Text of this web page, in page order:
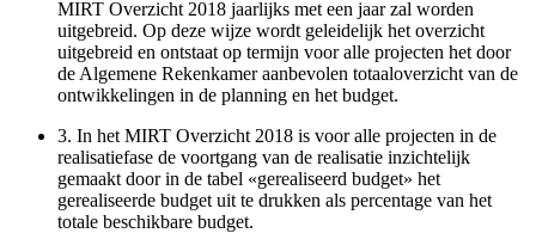
MIRT Overzicht 2018 jaarlijks met een jaar zal worden
uitgebreid. Op deze wijze wordt geleidelijk het overzicht
uitgebreid en ontstaat op termijn voor alle projecten het door
de Algemene Rekenkamer aanbevolen totaaloverzicht van de
ontwikkelingen in de planning en het budget.
3. In het MIRT Overzicht 2018 is voor alle projecten in de
realisatiefase de voortgang van de realisatie inzichtelijk
gemaakt door in de tabel «gerealiseerd budget» het
gerealiseerde budget uit te drukken als percentage van het
totale beschikbare budget.